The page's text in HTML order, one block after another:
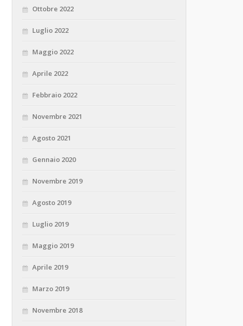
Ottobre 2022
Luglio 2022
Maggio 2022
Aprile 2022
Febbraio 2022
Novembre 2021
Agosto 2021
Gennaio 2020
Novembre 2019
Agosto 2019
Luglio 2019
Maggio 2019
Aprile 2019
Marzo 2019
Novembre 2018